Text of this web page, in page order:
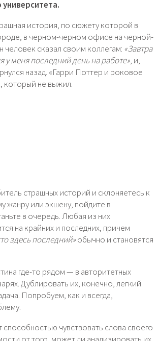
университета.
история, по сюжету которой в
в черном-черном офисе на черной-
человек сказал своим коллегам: «Завтра
у меня последний день на работе», и,
назад. «Гарри Поттер и роковое
который не выжил.
страшных историй и склоняетесь к
жанру или экшену, пойдите в
в очередь. Любая из них
на крайних и последних, причем
здесь последний»обычно и становятся
где-то рядом — в авторитетных
Дублировать их, конечно, легкий
Попробуем, как и всегда,
чувствовать слова своего